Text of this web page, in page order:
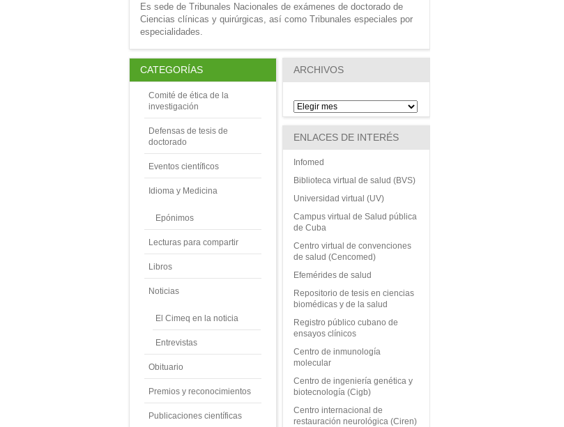
Es sede de Tribunales Nacionales de exámenes de doctorado de
Ciencias clínicas y quirúrgicas, así como Tribunales especiales por
especialidades.
CATEGORÍAS
Comité de ética de la
investigación
Defensas de tesis de
doctorado
Eventos científicos
Idioma y Medicina
Epónimos
Lecturas para compartir
Libros
Noticias
El Cimeq en la noticia
Entrevistas
Obituario
Premios y reconocimientos
Publicaciones científicas
ARCHIVOS
ENLACES DE INTERÉS
Infomed
Biblioteca virtual de salud (BVS)
Universidad virtual (UV)
Campus virtual de Salud pública
de Cuba
Centro virtual de convenciones
de salud (Cencomed)
Efemérides de salud
Repositorio de tesis en ciencias
biomédicas y de la salud
Registro público cubano de
ensayos clínicos
Centro de inmunología
molecular
Centro de ingeniería genética y
biotecnología (Cigb)
Centro internacional de
restauración neurológica (Ciren)